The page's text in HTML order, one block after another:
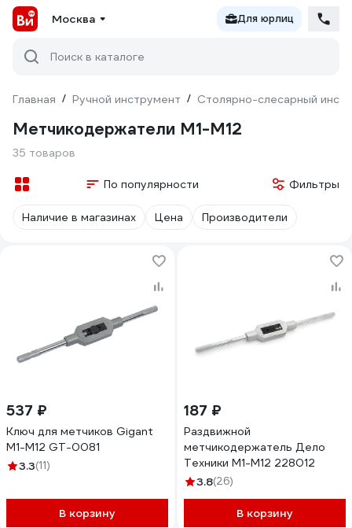
Москва Для юрлиц
Поиск в каталоге
Главная / Ручной инструмент / Столярно-слесарный
Метчикодержатели M1-M12
35 товаров
По популярности Фильтры
Наличие в магазинах Цена Производители
537 ₽
Ключ для метчиков Gigant
М1-М12 GT-0081
3.3(11)
В корзину
187 ₽
Раздвижной
метчикодержатель Дело
Техники М1-M12 228012
3.8(26)
В корзину